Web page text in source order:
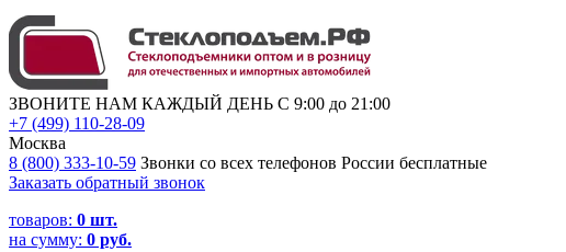
ЗВОНИТЕ НАМ КАЖДЫЙ ДЕНЬ С 9:00 до 21:00
+7 (499) 110-28-09
Москва
8 (800) 333-10-59 Звонки со всех телефонов России бесплатные
Заказать обратный звонок
товаров: 0 шт.
на сумму: 0 руб.